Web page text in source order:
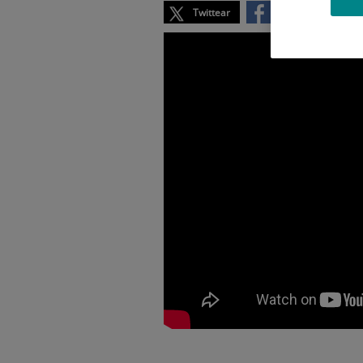
Twittear